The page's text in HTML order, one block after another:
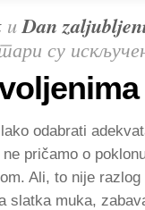
uDan
су
odabrati
ne pričamo o
Ali, to nije
slatka muka,